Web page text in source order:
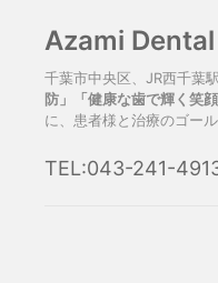
Azami
千葉市中央区、JR西千葉
防」「健康な歯で輝く笑
に、患者様と治療のゴー
TEL:043-241-